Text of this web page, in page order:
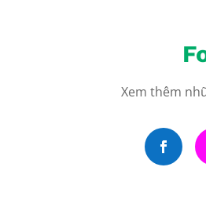
Xem thêm